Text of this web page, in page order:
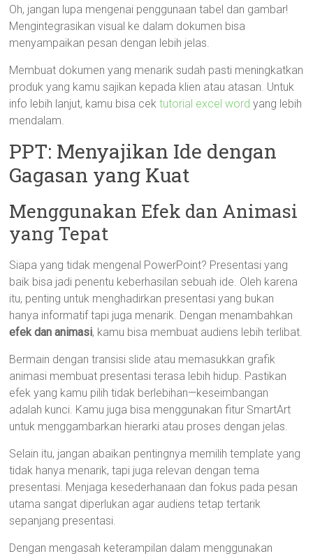
Oh, jangan lupa mengenai penggunaan tabel dan gambar!
Mengintegrasikan visual ke dalam dokumen bisa
menyampaikan pesan dengan lebih jelas.
Membuat dokumen yang menarik sudah pasti meningkatkan
produk yang kamu sajikan kepada klien atau atasan. Untuk
info lebih lanjut, kamu bisa cektutorial excel word yang lebih
mendalam.
PPT: Menyajikan Ide dengan
Gagasan yang Kuat
Menggunakan Efek dan Animasi
yang Tepat
Siapa yang tidak mengenal PowerPoint? Presentasi yang
baik bisa jadi penentu keberhasilan sebuah ide. Oleh karena
itu, penting untuk menghadirkan presentasi yang bukan
hanya informatif tapi juga menarik. Dengan menambahkan
efek dan animasi, kamu bisa membuat audiens lebih terlibat.
Bermain dengan transisi slide atau memasukkan grafik
animasi membuat presentasi terasa lebih hidup. Pastikan
efek yang kamu pilih tidak berlebihan—keseimbangan
adalah kunci. Kamu juga bisa menggunakan fitur SmartArt
untuk menggambarkan hierarki atau proses dengan jelas.
Selain itu, jangan abaikan pentingnya memilih template yang
tidak hanya menarik, tapi juga relevan dengan tema
presentasi. Menjaga kesederhanaan dan fokus pada pesan
utama sangat diperlukan agar audiens tetap tertarik
sepanjang presentasi.
Dengan mengasah keterampilan dalam menggunakan